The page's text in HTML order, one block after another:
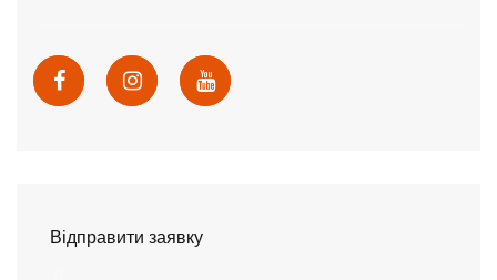
Відправити заявку